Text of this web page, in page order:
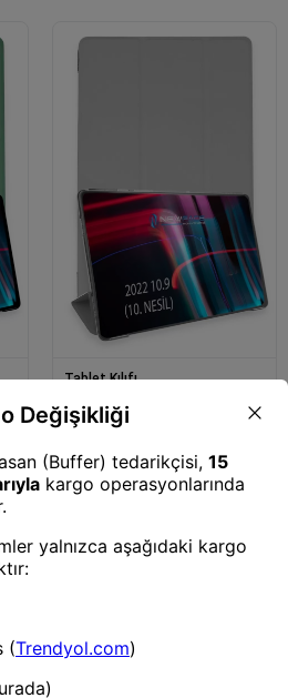
Tablet Kılıfı
(10.nesil) Kılıf Tablet Smart
Kılıf - Gri